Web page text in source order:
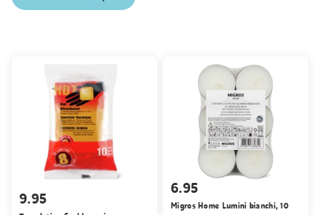
9.95
6.95
Migros Home Lumini bianchi, 10